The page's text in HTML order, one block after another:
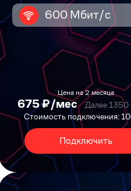
600 Мбит/с
Цена на 2 месяца
675 ₽/мес
Далее
Стоимость подключения:
Подключить